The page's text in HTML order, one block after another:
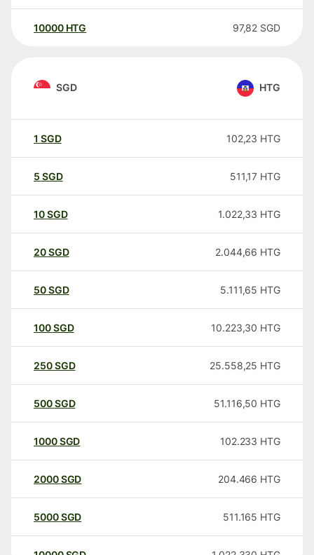
10000 HTG 97,82 SGD
SGD HTG
1 SGD 102,23 HTG
5 SGD 511,17 HTG
10SGD 1.022,33 HTG
20SGD 2.044,66 HTG
50SGD 5.111,65 HTG
100SGD 10.223,30 HTG
250SGD 25.558,25 HTG
500SGD 51.116,50 HTG
1000SGD 102.233 HTG
2000SGD 204.466 HTG
5000SGD 511.165 HTG